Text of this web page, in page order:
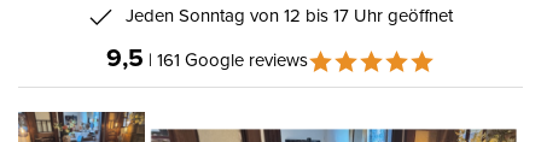
Jeden Sonntag von 12 bis 17 Uhr geöffnet
9,5 | 161 Google reviews